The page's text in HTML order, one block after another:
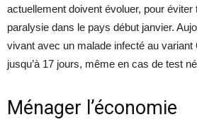
actuellement doivent évoluer, pour éviter
paralysie dans le pays début janvier.
vivant avec un malade infecté au variant
jusqu’à 17 jours, même en cas de test
Ménager l’économie